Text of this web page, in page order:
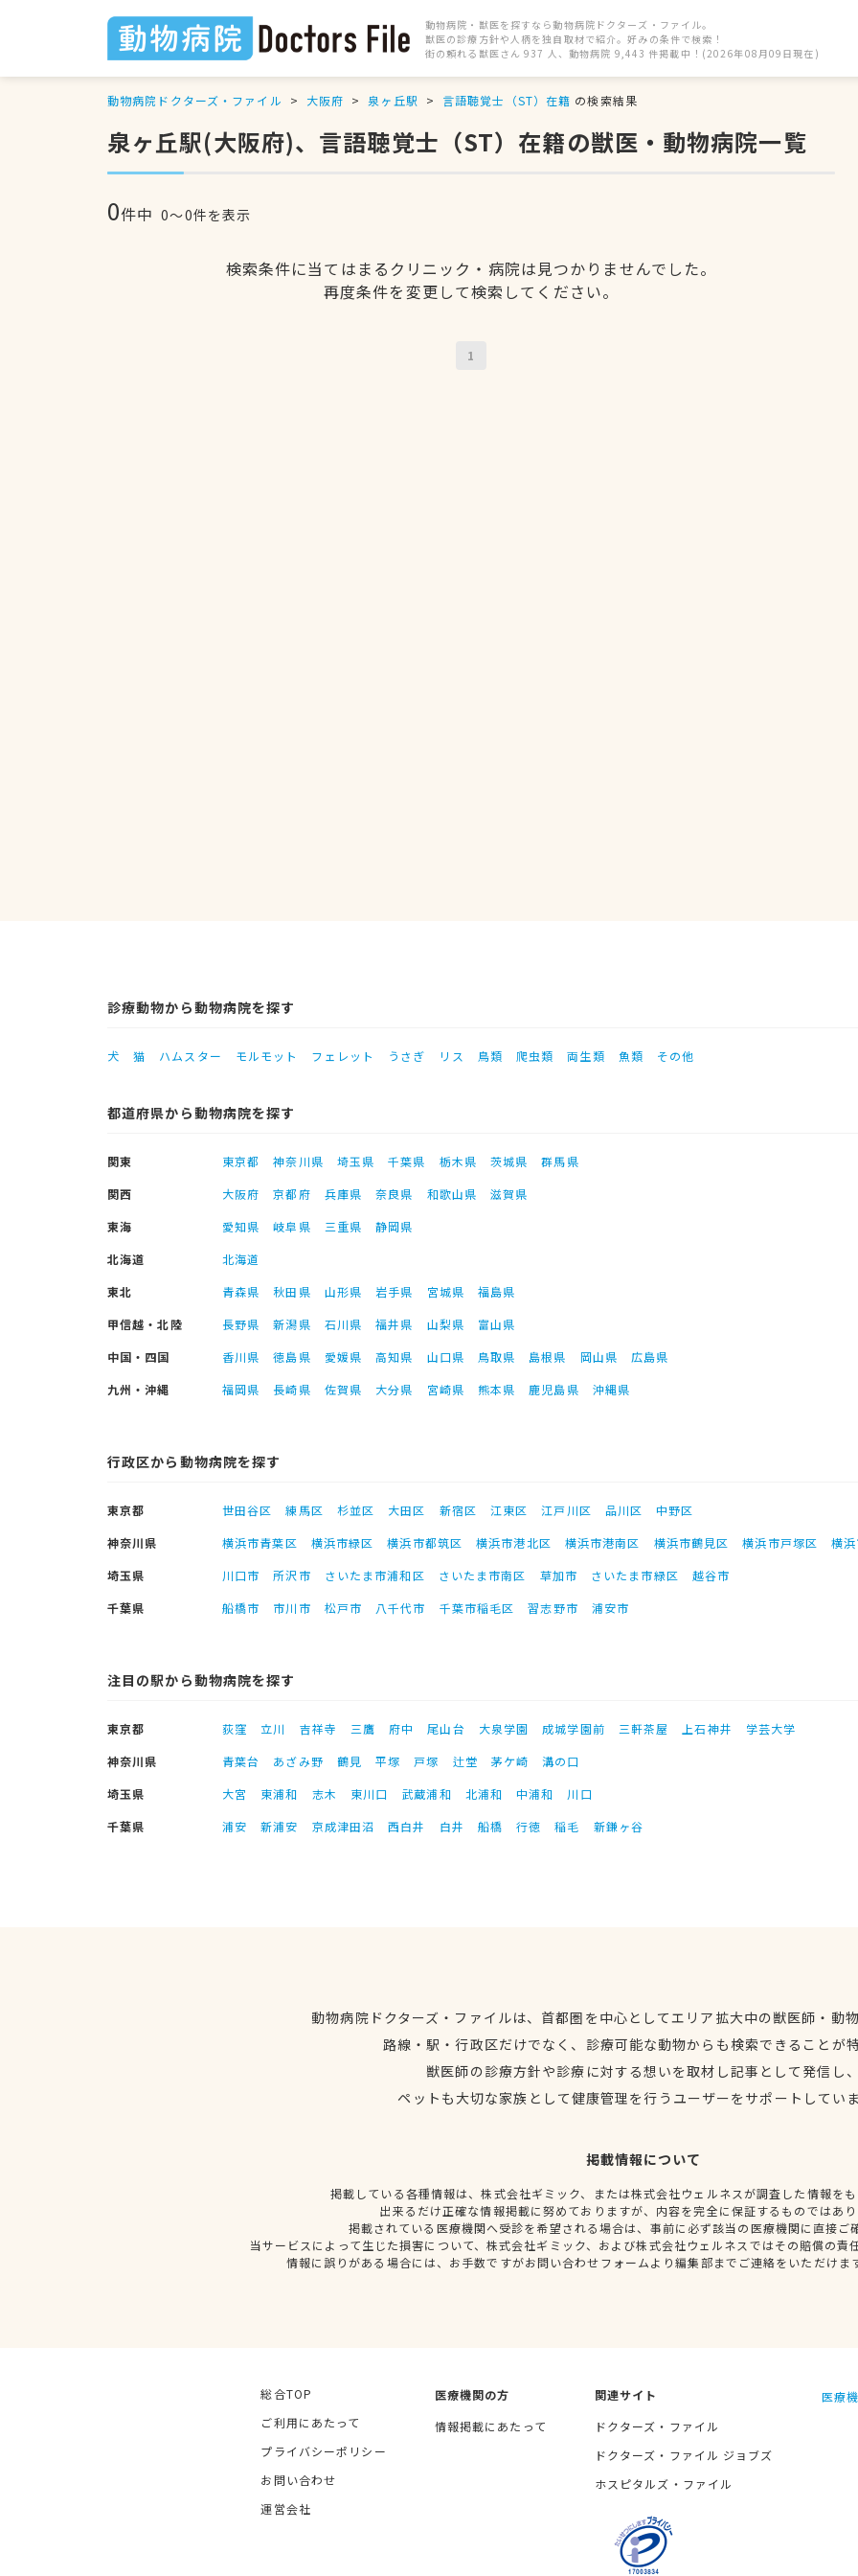
動物病院・獣医を探すなら動物病院ドクターズ・ファイル。
獣医の診療方針や人柄を独自取材で紹介。好みの条件で検索！
街の頼れる獣医さん 937 人、動物病院 9,443 件掲載中！(2026年08月09日現在)
動物病院ドクターズ・ファイル 大阪府 泉ヶ丘駅 言語聴覚士（ST）在籍 の検索結果
泉ヶ丘駅(大阪府)、言語聴覚士（ST）在籍の獣医・動物病院一覧
0件中 0〜0件を表示
検索条件に当てはまるクリニック・病院は見つかりませんでした。
再度条件を変更して検索してください。
1
診療動物から動物病院を探す
犬 猫 ハムスター モルモット フェレット うさぎ リス 鳥類 爬虫類 両生類 魚類 その他
都道府県から動物病院を探す
関東 東京都 神奈川県 埼玉県 千葉県 栃木県 茨城県
群馬県
関西
大阪府 京都府 兵庫県 奈良県 和歌山県
滋賀県
東海
愛知県 岐阜県 三重県
静岡県
北海道
北海道
東北
青森県 秋田県 山形県 岩手県 宮城県
福島県
甲信越・北陸
長野県 新潟県 石川県 福井県 山梨県
富山県
中国・四国
香川県 徳島県 愛媛県 高知県 山口県 鳥取県 島根県 岡山県
広島県
九州・沖縄
福岡県 長崎県 佐賀県 大分県 宮崎県 熊本県 鹿児島県 沖縄県
行政区から動物病院を探す
東京都 世田谷区 練馬区 杉並区 大田区 新宿区 江東区 江戸川区 品川区
中野区
神奈川県
横浜市青葉区 横浜市緑区 横浜市都筑区 横浜市港北区 横浜市港南区 横浜市鶴見区 横浜市戸塚区
横
埼玉県
川口市 所沢市 さいたま市浦和区 さいたま市南区 草加市 さいたま市緑区
越谷市
千葉県
船橋市 市川市 松戸市 八千代市 千葉市稲毛区 習志野市 浦安市
注目の駅から動物病院を探す
東京都 荻窪 立川 吉祥寺 三鷹 府中 尾山台 大泉学園 成城学園前 三軒茶屋 上石神井
学芸大学
神奈川県
青葉台 あざみ野 鶴見 平塚 戸塚 辻堂 茅ケ崎
溝の口
埼玉県
大宮 東浦和 志木 東川口 武蔵浦和 北浦和 中浦和
川口
千葉県
浦安 新浦安 京成津田沼 西白井 白井 船橋 行徳 稲毛 新鎌ヶ谷
動物病院ドクターズ・ファイルは、首都圏を中心としてエリア拡大中の獣医師・動
路線・駅・行政区だけでなく、診療可能な動物からも検索できることが
獣医師の診療方針や診療に対する想いを取材し記事として発信し
ペットも大切な家族として健康管理を行うユーザーをサポートしてい
掲載情報について
掲載している各種情報は、株式会社ギミック、または株式会社ウェルネスが調査した情報を
出来るだけ正確な情報掲載に努めておりますが、内容を完全に保証するものではあ
掲載されている医療機関へ受診を希望される場合は、事前に必ず該当の医療機関に直接ご
当サービスによって生じた損害について、株式会社ギミック、および株式会社ウェルネスではその賠償の責
情報に誤りがある場合には、お手数ですがお問い合わせフォームより編集部までご連絡をいただけま
総合TOP
ご利用にあたって
プライバシーポリシー
お問い合わせ
運営会社
医療機関の方
情報掲載にあたって
関連サイト
ドクターズ・ファイル
ドクターズ・ファイル ジョブズ
ホスピタルズ・ファイル
医療